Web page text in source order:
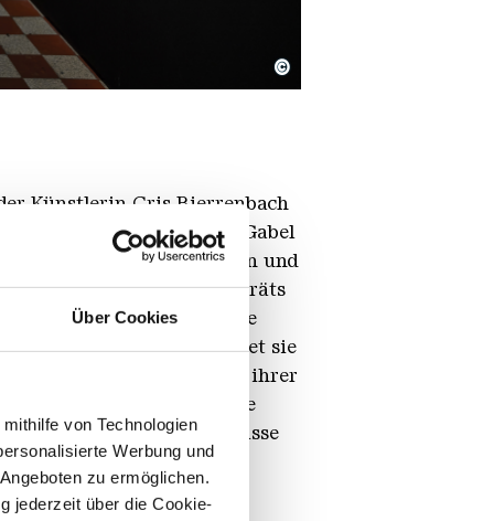
Über Cookies
von Technologien
Werbung und
zu ermöglichen.
jederzeit über die Cookie-
©
Künstlerin Cris Bierrenbach
von der Gabel
erschrecken und
Doch: Die intimen Porträts
hinweg. Dadurch sowie
Blick. Dies unterscheidet sie
– einem Röntgenbild ihrer
greift dieses literarische
Machtverhältnisse